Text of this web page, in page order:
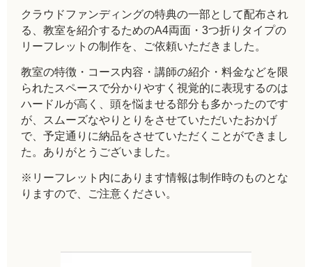
クラウドファンディングの特典の一部として配布され
る、教室を紹介するためのA4両面・3つ折りタイプの
リーフレットの制作を、ご依頼いただきました。
教室の特徴・コース内容・講師の紹介・料金などを限
られたスペースで分かりやすく視覚的に表現するのは
ハードルが高く、頭を悩ませる部分も多かったのです
が、スムーズなやりとりをさせていただいたおかげ
で、予定通りに納品をさせていただくことができまし
た。ありがとうございました。
※リーフレット内にあります情報は制作時のものとな
りますので、ご注意ください。